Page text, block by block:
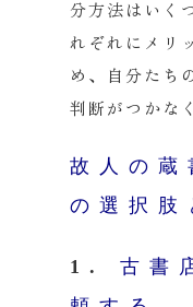
分方法はいく
れぞれにメリ
め、自分たち
判断がつかな
故人の蔵
の選択肢
1. 古書